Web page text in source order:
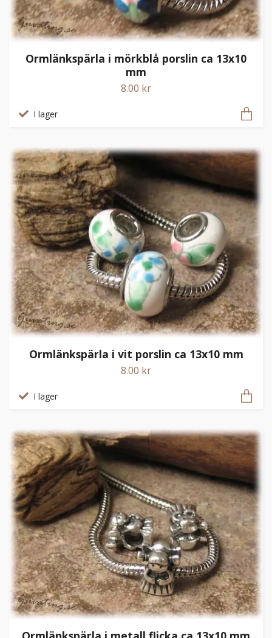
Ormlänkspärla i mörkblå porslin ca 13x10
mm
8.00 kr
I lager
Ormlänkspärla i vit porslin ca 13x10 mm
8.00 kr
I lager